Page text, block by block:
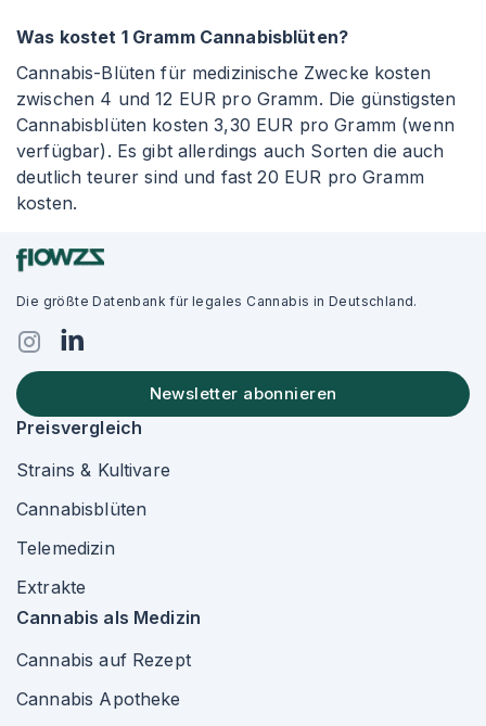
Was kostet 1 Gramm Cannabisblüten?
Cannabis-Blüten für medizinische Zwecke kosten
zwischen 4 und 12 EUR pro Gramm. Die günstigsten
Cannabisblüten kosten 3,30 EUR pro Gramm (wenn
verfügbar). Es gibt allerdings auch Sorten die auch
deutlich teurer sind und fast 20 EUR pro Gramm
kosten.
Die größte Datenbank für legales Cannabis in Deutschland.
Newsletter abonnieren
Preisvergleich
Strains & Kultivare
Cannabisblüten
Telemedizin
Extrakte
Cannabis als Medizin
Cannabis auf Rezept
Cannabis Apotheke